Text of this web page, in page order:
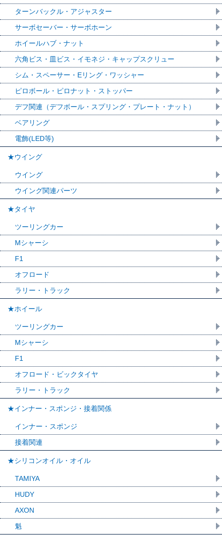
ターンバックル・アジャスター
サーボセーバー・サーボホーン
ホイールハブ・ナット
六角ビス・皿ビス・イモネジ・キャップスクリュー
シム・スペーサー・Eリング・ワッシャー
ピロボール・ピロナット・ストッパー
デフ関連（デフボール・スプリング・プレート・ナット）
ベアリング
電飾(LED等)
★ウイング
ウイング
ウイング関連パーツ
★タイヤ
ツーリングカー
Mシャーシ
F1
オフロード
ラリー・トラック
★ホイール
ツーリングカー
Mシャーシ
F1
オフロード・ビックタイヤ
ラリー・トラック
★インナー・スポンジ・接着関係
インナー・スポンジ
接着関連
★シリコンオイル・オイル
TAMIYA
HUDY
AXON
魁